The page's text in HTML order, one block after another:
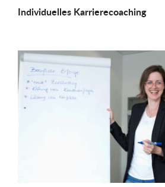
Individu­elles Karrierecoaching